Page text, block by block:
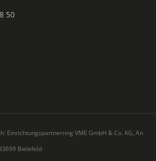
50
Einrichtungspartnerring VME GmbH & Co. KG, An
Bielefeld